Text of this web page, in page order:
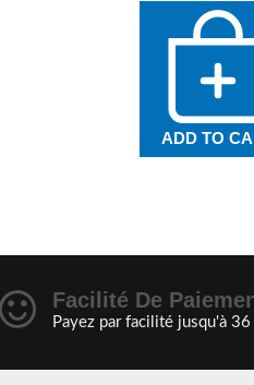
ADD TO
Facilité De
Payez par facilité jusqu'à